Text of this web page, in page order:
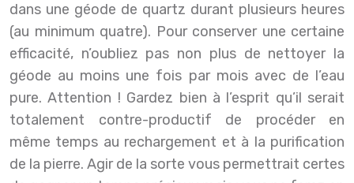
dans une géode de quartz durant plusieurs heures
(au minimum quatre). Pour conserver une certaine
efficacité, n’oubliez pas non plus de nettoyer la
géode au moins une fois par mois avec de l’eau
pure.Attention ! Gardez bien à l’esprit qu’il serait
totalement contre-productif de procéder en
même temps au rechargement et à la purification
de la pierre. Agir de la sorte vous permettrait certes